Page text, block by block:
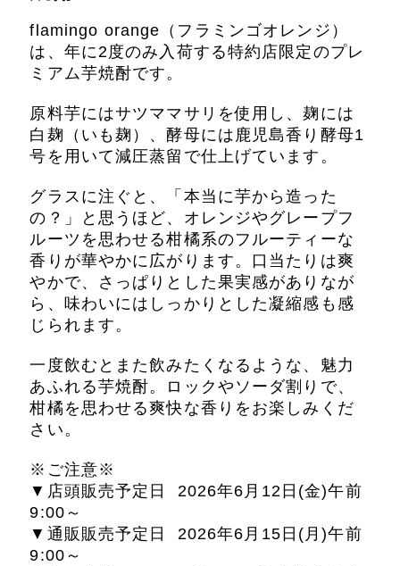
flamingo orange（フラミンゴオレンジ）
は、年に2度のみ入荷する特約店限定のプレ
ミアム芋焼酎です。
原料芋にはサツママサリを使用し、麹には
白麹（いも麹）、酵母には鹿児島香り酵母1
号を用いて減圧蒸留で仕上げています。
グラスに注ぐと、「本当に芋から造った
の？」と思うほど、オレンジやグレープフ
ルーツを思わせる柑橘系のフルーティーな
香りが華やかに広がります。口当たりは爽
やかで、さっぱりとした果実感がありなが
ら、味わいにはしっかりとした凝縮感も感
じられます。
一度飲むとまた飲みたくなるような、魅力
あふれる芋焼酎。ロックやソーダ割りで、
柑橘を思わせる爽快な香りをお楽しみくだ
さい。
※ご注意※
▼店頭販売予定日 2026年6月12日(金)午前
9:00～
▼通販販売予定日 2026年6月15日(月)午前
9:00～